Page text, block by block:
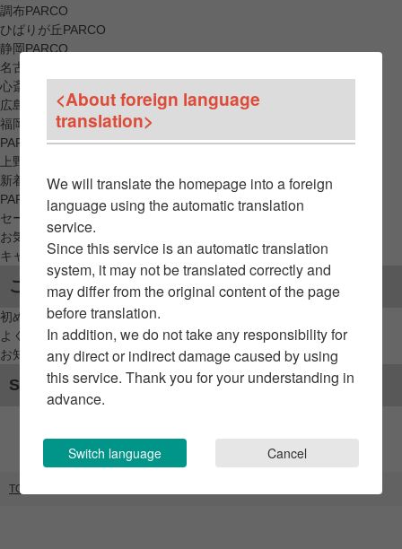
調布PARCO
ひばりが丘PARCO
静岡PARCO
名古屋PARCO
心斎橋PARCO
広島PARCO
福岡PARCO
PARCO_ya
上野
新着アイテムから探す
PARCO限定アイテムから探す
セールアイテムから探す
お気に入りから探す
キャンペーン/クーポン対象から探す
ご利用案内
初めてのお客様へ
よくあるご質問 / お問い合わせ
お知らせ
SNSアカウント
TOP
<About foreign language
translation>
We will translate the homepage into a foreign
language using the automatic translation
service.
Since this service is an automatic translation
system, it may not be translated correctly and
may differ from the original content of the page
before translation.
In addition, we do not take any responsibility for
any direct or indirect damage caused by using
this service. Thank you for your understanding in
advance.
Switch language Cancel